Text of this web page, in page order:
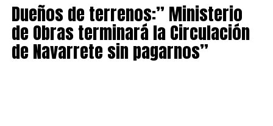
Dueños de terrenos:” Ministerio
de Obras terminará la Circulación
de Navarrete sin pagarnos”